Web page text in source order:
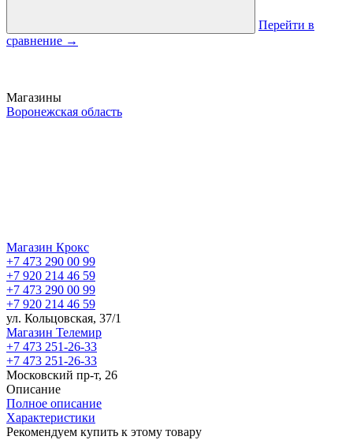
Перейти в
сравнение →
Магазины
Воронежская область
Магазин Крокс
+7 473 290 00 99
+7 920 214 46 59
+7 473 290 00 99
+7 920 214 46 59
ул. Кольцовская, 37/1
Магазин Телемир
+7 473 251-26-33
+7 473 251-26-33
Московский пр-т, 26
Описание
Полное описание
Характеристики
Рекомендуем купить к этому товару